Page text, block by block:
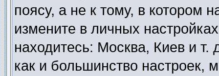
поясу, а не к тому, в котором
измените в личных
находитесь: Москва, Киев и т.
как и большинство настроек,